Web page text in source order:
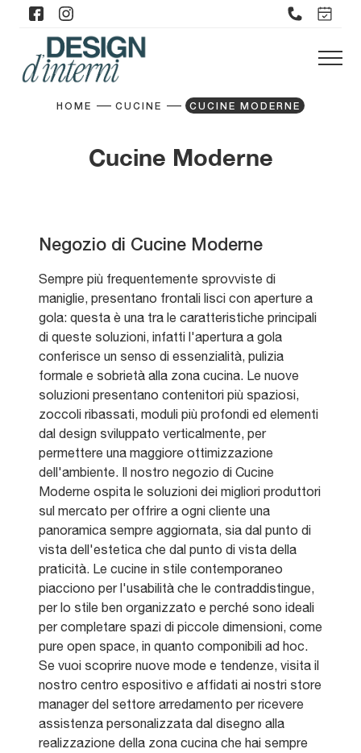
HOME CUCINE CUCINE MODERNE
Cucine Moderne
Negozio di Cucine Moderne
Sempre più frequentemente sprovviste di
maniglie, presentano frontali lisci con aperture a
gola: questa è una tra le caratteristiche principali
di queste soluzioni, infatti l'apertura a gola
conferisce un senso di essenzialità, pulizia
formale e sobrietà alla zona cucina. Le nuove
soluzioni presentano contenitori più spaziosi,
zoccoli ribassati, moduli più profondi ed elementi
dal design sviluppato verticalmente, per
permettere una maggiore ottimizzazione
dell'ambiente. Il nostro negozio di Cucine
Moderne ospita le soluzioni dei migliori produttori
sul mercato per offrire a ogni cliente una
panoramica sempre aggiornata, sia dal punto di
vista dell'estetica che dal punto di vista della
praticità. Le cucine in stile contemporaneo
piacciono per l'usabilità che le contraddistingue,
per lo stile ben organizzato e perché sono ideali
per completare spazi di piccole dimensioni, come
pure open space, in quanto componibili ad hoc.
Se vuoi scoprire nuove mode e tendenze, visita il
nostro centro espositivo e affidati ai nostri store
manager del settore arredamento per ricevere
assistenza personalizzata dal disegno alla
realizzazione della zona cucina che hai sempre